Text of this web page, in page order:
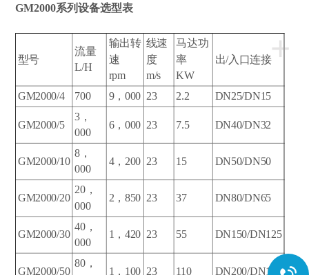
GM2000系列设备选型表
+
型号
流量
L/H
输出转
速
rpm
线速
度
m/s
马达功
率
KW
出/入口连接
GM2000/4 700 9，000 23 2.2 DN25/DN15
GM2000/5
3，
000
6，000 23 7.5 DN40/DN32
GM2000/10
8，
000
4，200 23 15 DN50/DN50
GM2000/20
20，
000
2，850 23 37 DN80/DN65
GM2000/30
40，
000
1，420 23 55 DN150/DN125
GM2000/50
80，
1，100 23 110 DN200/DN150